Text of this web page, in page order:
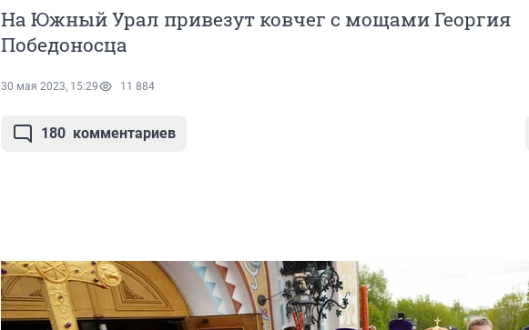
На Южный Урал привезут ковчег с мощами Георгия
Победоносца
30 мая 2023, 15:29 11 884
180 комментариев